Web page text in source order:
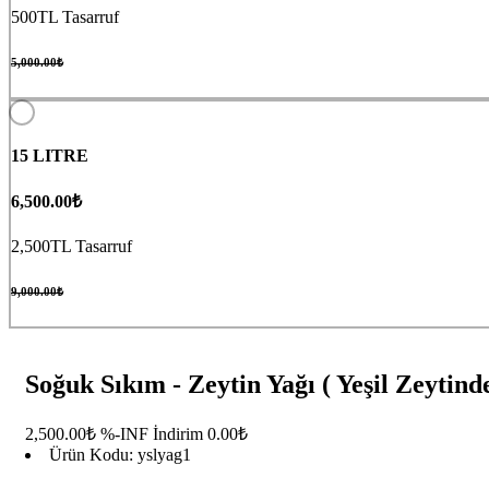
500TL Tasarruf
5,000.00₺
15 LITRE
6,500.00₺
2,500TL Tasarruf
9,000.00₺
Soğuk Sıkım - Zeytin Yağı ( Yeşil
2,500.00₺ %-INF İndirim 0.00₺
Ürün Kodu: yslyag1